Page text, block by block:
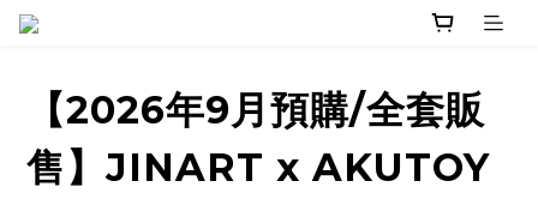
【2026年9月預購/全套販
售】JINART x AKUTOY